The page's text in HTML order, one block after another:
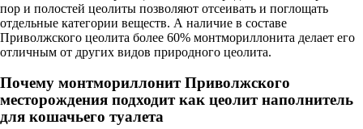
пор и полостей цеолиты позволяют отсеивать и поглощать
отдельные категории веществ. А наличие в составе
Приволжского цеолита более 60% монтмориллонита делает его
отличным от других видов природного цеолита.
Почему монтмориллонит Приволжского
месторождения подходит как цеолит наполнитель
для кошачьего туалета